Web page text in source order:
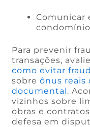
Comunicar
Para prevenir
transações,
como evitar
sobreônus reais
documental.
vizinhos sobre
obras e
defesa em